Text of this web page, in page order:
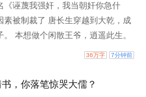
能强势归来！左神龙，右猛虎，率
上此界巅峰，我，就是御兽之神！
《诬蔑我强奸，我当朝奸你急什
素被制裁了 唐长生穿越到大乾，成
。 本想做个闲散王爷，逍遥此生。
害玷污苏贵人，五皇子还落井下
看自证清白。 既然朝中无根基，就
36万字 7分钟前
，你落笔惊哭大儒？